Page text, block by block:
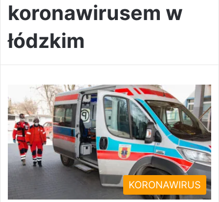
koronawirusem w
łódzkim
KORONAWIRUS